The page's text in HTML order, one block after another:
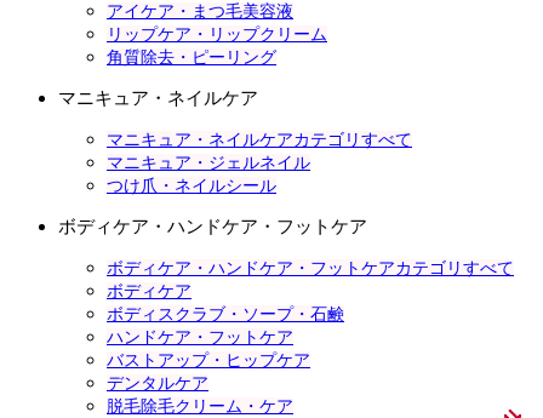
アイケア・まつ毛美容液
リップケア・リップクリーム
角質除去・ピーリング
マニキュア・ネイルケア
マニキュア・ネイルケアカテゴリすべて
マニキュア・ジェルネイル
つけ爪・ネイルシール
ボディケア・ハンドケア・フットケア
ボディケア・ハンドケア・フットケアカテゴリすべて
ボディケア
ボディスクラブ・ソープ・石鹸
ハンドケア・フットケア
バストアップ・ヒップケア
デンタルケア
脱毛除毛クリーム・ケア